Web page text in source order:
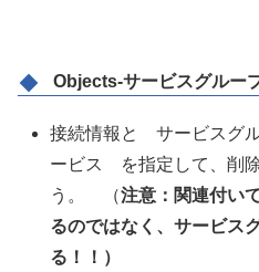
Objects-サービスグル
接続情報と サービスグ
ービス を指定して、削除
う。 （注意：関連付い
るのではなく、サービス
る！！）